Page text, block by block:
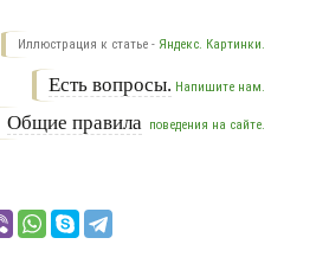
Иллюстрация к статье - Яндекс. Картинки.
Есть вопросы. Напишите нам.
Общие правила поведения на сайте.